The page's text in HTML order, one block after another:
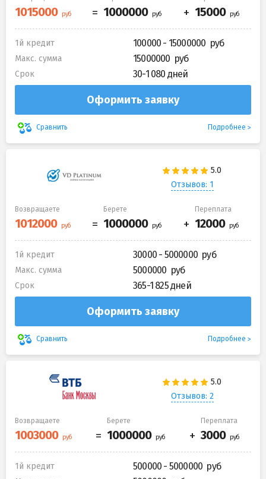
1й кредит 100000 - 15000000
Макс. сумма 15000000
Срок 30-1 080 дней
Оформить заявку
Сравнить Подробнее
Отзывов: 1
Возвращаете Берете Переплата
1й кредит 30000 - 5000000
Макс. сумма 5000000
Срок 365-1 825 дней
Оформить заявку
Сравнить Подробнее
Отзывов: 2
Возвращаете Берете Переплата
1й кредит 500000 - 5000000